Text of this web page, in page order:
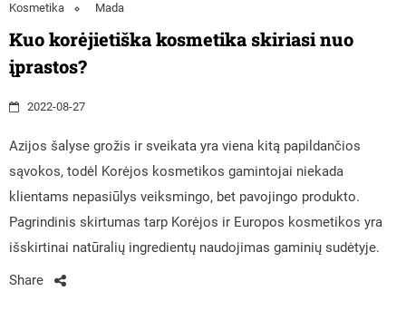
Kosmetika Mada
Kuo korėjietiška kosmetika skiriasi nuo
įprastos?
2022-08-27
Azijos šalyse grožis ir sveikata yra viena kitą papildančios
sąvokos, todėl Korėjos kosmetikos gamintojai niekada
klientams nepasiūlys veiksmingo, bet pavojingo produkto.
Pagrindinis skirtumas tarp Korėjos ir Europos kosmetikos yra
išskirtinai natūralių ingredientų naudojimas gaminių sudėtyje.
Share